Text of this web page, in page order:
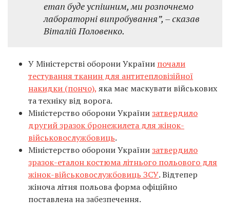
етап буде успішним, ми розпочнемо
лабораторні випробування”, – сказав
Віталій Половенко.
У Міністерстві оборони України почали
тестування тканин для антитепловізійної
накидки (пончо), яка має маскувати військових
та техніку від ворога.
Міністерство оборони Українизатвердило
другий зразок бронежилета для жінок-
військовослужбовиць.
Міністерство оборони Українизатвердило
зразок-еталон костюма літнього польового для
жінок-військовослужбовиць ЗСУ. Відтепер
жіноча літня польова форма офіційно
поставлена на забезпечення.